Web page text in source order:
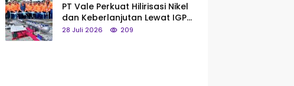
PT Vale Perkuat Hilirisasi Nikel
dan Keberlanjutan Lewat IGP
Morowali
28 Juli 2026 209